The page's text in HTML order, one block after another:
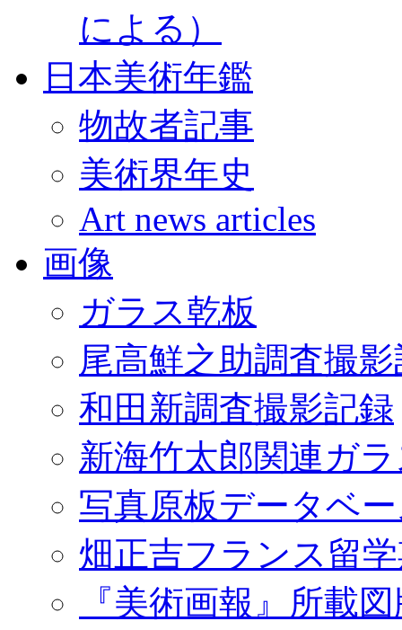
による）
日本美術年鑑
物故者記事
美術界年史
Art news articles
画像
ガラス乾板
尾高鮮之助調査撮
和田新調査撮影記録
新海竹太郎関連ガ
写真原板データベ
畑正吉フランス留
『美術画報』所載